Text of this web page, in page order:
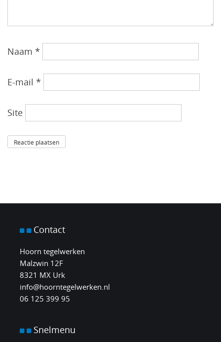
Naam *
E-mail *
Site
Contact
Hoorn tegelwerken
Malzwin 12F
8321 MX Urk
info@hoorntegelwerken.nl
06 125 399 95
Snelmenu